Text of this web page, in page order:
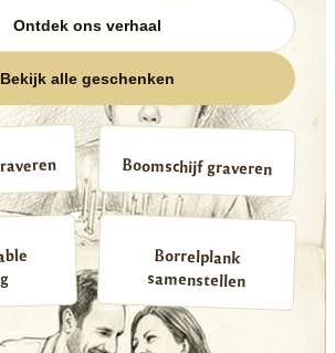
Ontdek ons verhaal
Bekijk alle geschenken
Boomschijf graveren
Borrelplank
samenstellen